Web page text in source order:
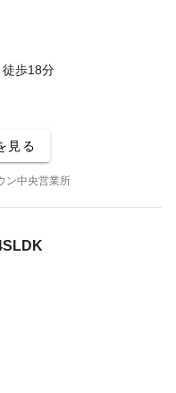
徒歩18分
見る
ン中央営業所